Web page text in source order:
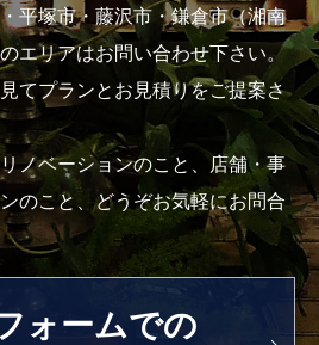
平塚市・藤沢市・鎌倉市（湘南
エリアはお問い合わせ下さい。
てプランとお見積りをご提案さ
ノベーションのこと、店舗・事
のこと、どうぞお気軽にお問合
ォームでの